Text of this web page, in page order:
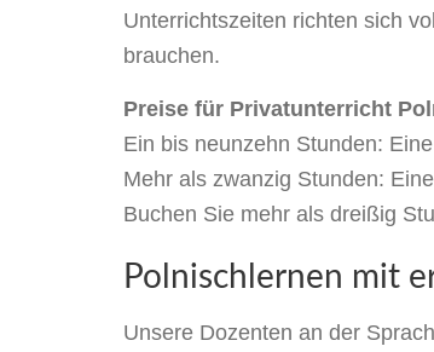
Unterrichtszeiten richten sich
brauchen.
Preise für Privatunterricht
Ein bis neunzehn Stunden:
Mehr als zwanzig Stunden:
Buchen Sie mehr als dreißig
Polnischlernen mit
Unsere Dozenten an der